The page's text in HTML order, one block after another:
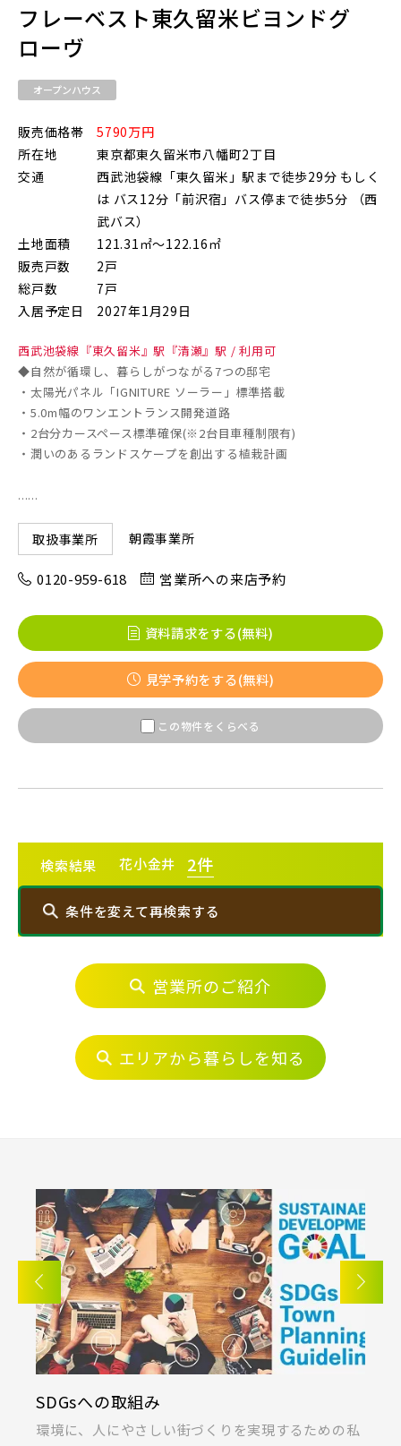
JR
JR京浜東北線
JR埼京線
JR川越線
JR東北本線 [宇都宮線]
JR高崎線
JR武蔵野線
JR常磐線 [快速]
JR常磐線 [上野～仙台]
JR中央・総武線 [各駅停車]
JR総武線 [快速]
JR成田線 [我孫子～成田]
JR中央線
東武日光線
東武アーバンパークライン
東武東上本線
地図から探す
【予告広告】リーズン青砥 アイ・ラウンジ
【予告広告】〈モデルハウス完成〉8月22日(土)より公開開
始。◆京成本線・京成押上線「青砥」駅徒歩8分の駅近プロ
ジェクト始動!!◆京成押上線「京成立石」駅徒歩1...
地図にあるご希望の物件アイコンをクリックすると
物件詳細が表示されます
見学OK
見学不可
すぐに入居可能
販売開始前
小学校まで徒歩圏内
すべて 埼玉県
画像
すべて 外観
内観
キッチン
その他 関連画像
こだわり条件
販売開始前の物件
千葉県千葉市稲毛区 千葉県千葉市美浜区
千葉県船橋市 千葉県船橋市
フレーベスト東久留米ビヨンドグ
ローヴ
オープンハウス
販売価格帯
5790万円
所在地
東京都東久留米市八幡町2丁目
交通
西武池袋線「東久留米」駅まで徒歩29分 もしく
は バス12分「前沢宿」バス停まで徒歩5分 （西
武バス）
土地面積
121.31㎡～122.16㎡
販売戸数
2戸
総戸数
7戸
入居予定日
2027年1月29日
西武池袋線『東久留米』駅『清瀬』駅 / 利用可
◆自然が循環し、暮らしがつながる7つの邸宅
・太陽光パネル「IGNITURE ソーラー」標準搭載
・5.0m幅のワンエントランス開発道路
・2台分カースペース標準確保(※2台目車種制限有)
・潤いのあるランドスケープを創出する植栽計画
......
取扱事業所 朝霞事業所
0120-959-618 営業所への来店予約
資料請求をする(無料)
見学予約をする(無料)
この物件をくらべる
検索結果 花小金井 2件
条件を変えて再検索する
エリアから探す
埼玉・中央エリア(50)
さいたま市中央区(0)
さいたま市桜区(2)
さいたま市浦和区(0)
さいたま市南区(5)
さいたま市緑区(1)
さいたま市岩槻区(0)
川越市(3)
川口市(11)
所沢市(1)
上尾市(2)
蕨市(0)
戸田市(0)
朝霞市(1)
志木市(0)
新座市(2)
桶川市(2) 久喜市(1)
営業所のご紹介
エリアから暮らしを知る
KIRINOKA(キリノカ)
桐製品の開発と制作に力を注ぐ「厚川産業」と「ポ